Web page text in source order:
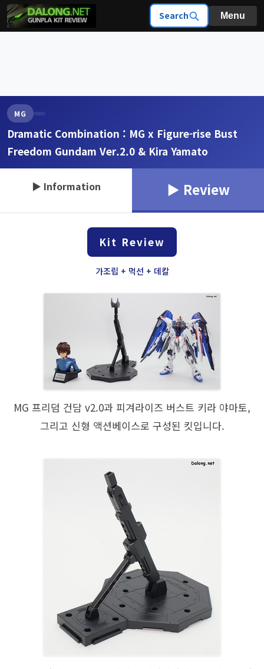
Search Menu
MG
Dramatic Combination : MG x Figure-rise Bust
Freedom Gundam Ver.2.0 & Kira Yamato
▶ Information ▶ Review
Kit Review
가조립 + 먹선 + 데칼
MG 프리덤 건담 v2.0과 피겨라이즈 버스트 키라 야마토,
그리고 신형 액션베이스로 구성된 킷입니다.